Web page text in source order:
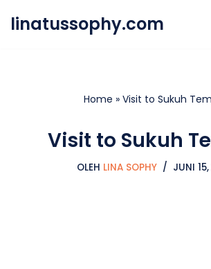
linatussophy.com
Home » Visit to Sukuh
Visit to Sukuh
OLEH LINA SOPHY JUNI